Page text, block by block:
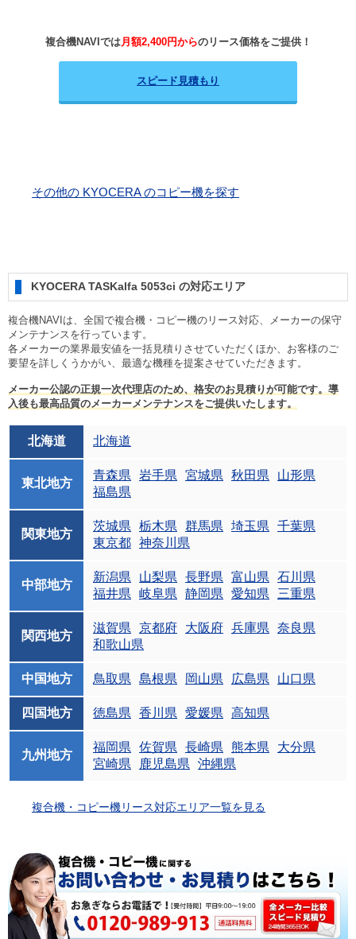
複合機NAVIでは月額2,400円からのリース価格をご提供！
スピード見積もり
その他の KYOCERA のコピー機を探す
KYOCERA TASKalfa 5053ci の対応エリア
複合機NAVIは、全国で複合機・コピー機のリース対応、メーカーの保守
メンテナンスを行っています。
各メーカーの業界最安値を一括見積りさせていただくほか、お客様のご
要望を詳しくうかがい、最適な機種を提案させていただきます。
メーカー公認の正規一次代理店のため、格安のお見積りが可能です。導
入後も最高品質のメーカーメンテナンスをご提供いたします。
北海道 北海道
東北地方
青森県 岩手県 宮城県 秋田県
山形県
福島県
関東地方
茨城県 栃木県 群馬県 埼玉県
千葉県
東京都 神奈川県
中部地方
新潟県 山梨県 長野県 富山県
石川県
福井県
岐阜県 静岡県 愛知県 三重県
関西地方
滋賀県 京都府 大阪府 兵庫県
奈良県
和歌山県
中国地方 鳥取県 島根県 岡山県 広島県 山口県
四国地方 徳島県 香川県 愛媛県 高知県
九州地方
福岡県 佐賀県 長崎県 熊本県
大分県
宮崎県
鹿児島県 沖縄県
複合機・コピー機リース対応エリア一覧を見る